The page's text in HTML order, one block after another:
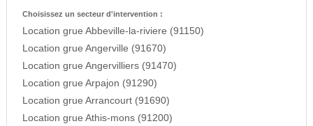
Choisissez un secteur d'intervention :
Location grue Abbeville-la-riviere (91150)
Location grue Angerville (91670)
Location grue Angervilliers (91470)
Location grue Arpajon (91290)
Location grue Arrancourt (91690)
Location grue Athis-mons (91200)